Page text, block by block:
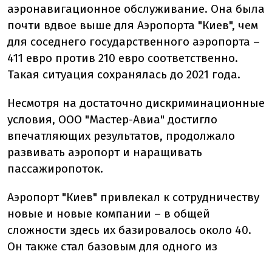
аэронавигационное обслуживание. Она была
почти вдвое выше для Аэропорта "Киев", чем
для соседнего государственного аэропорта –
411 евро против 210 евро соответственно.
Такая ситуация сохранялась до 2021 года.
Несмотря на достаточно дискриминационные
условия, ООО "Мастер-Авиа" достигло
впечатляющих результатов, продолжало
развивать аэропорт и наращивать
пассажиропоток.
Аэропорт "Киев" привлекал к сотрудничеству
новые и новые компании – в общей
сложности здесь их базировалось около 40.
Он также стал базовым для одного из